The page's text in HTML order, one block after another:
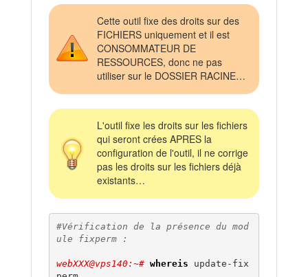
Cette outil fixe des droits sur des
FICHIERS uniquement et il est
CONSOMMATEUR DE
RESSOURCES, donc ne pas
utiliser sur le DOSSIER RACINE…
L'outil fixe les droits sur les fichiers
qui seront crées APRES la
configuration de l'outil, il ne corrige
pas les droits sur les fichiers déjà
existants…
#Vérification de la présence du mod
ule fixperm :
webXXX@vps140:~# whereis update-fix